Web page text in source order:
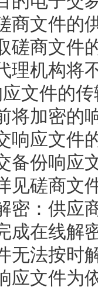
商文件的
磋商文件
理机构将
文件的
将加密的
响应文件
备份响应
见磋商文
密：供应
成在线解
无法按时
应文件为